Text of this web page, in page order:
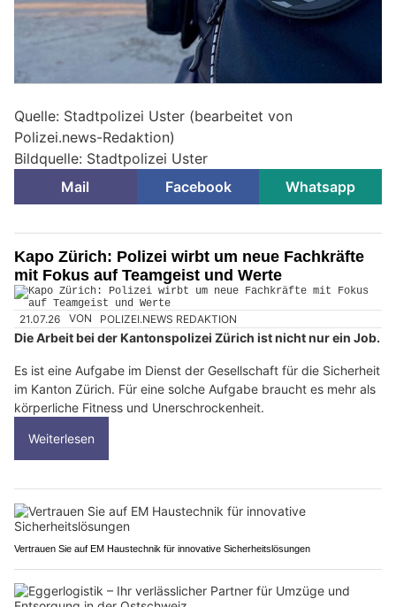
Quelle: Stadtpolizei Uster (bearbeitet von
Polizei.news-Redaktion)
Bildquelle: Stadtpolizei Uster
Mail
Facebook Whatsapp
Kapo Zürich: Polizei wirbt um neue Fachkräfte
mit Fokus auf Teamgeist und Werte
21.07.26 VON POLIZEI.NEWS REDAKTION
Die Arbeit bei der Kantonspolizei Zürich ist nicht nur ein Job.
Es ist eine Aufgabe im Dienst der Gesellschaft für die Sicherheit
im Kanton Zürich. Für eine solche Aufgabe braucht es mehr als
körperliche Fitness und Unerschrockenheit.
Weiterlesen
Vertrauen Sie auf EM Haustechnik für innovative Sicherheitslösungen